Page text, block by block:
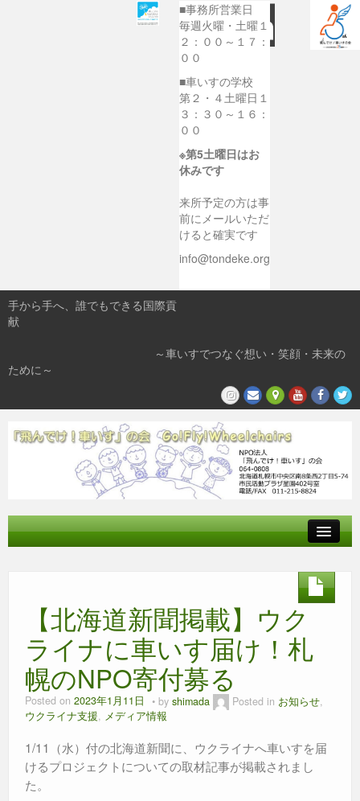
■事務所営業日
毎週火曜・土曜１
２：００～１７：
００
■車いすの学校
第２・４土曜日１
３：３０～１６：
００
※第5土曜日はお
休みです
来所予定の方は事
前にメールいただ
けると確実です
info@tondeke.org
手から手へ、誰でもできる国際貢
献
～車いすでつなぐ想い・笑顔・未来の
ために～
私たちの活動
【北海道新聞掲載】ウク
ライナに車いす届け！札
幌のNPO寄付募る
Posted on 2023年1月11日 by shimada Posted in お知らせ,
ウクライナ支援, メディア情報
1/11（水）付の北海道新聞に、ウクライナへ車いすを届
けるプロジェクトについての取材記事が掲載されまし
た。